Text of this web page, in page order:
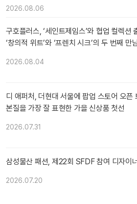
2026.08.06
구호플러스, ‘세인트제임스’와 협업 컬렉션
‘창의적 위트’와 ‘프렌치 시크’의 두 번째 만
2026.08.04
디 애퍼처, 더현대 서울에 팝업 스토어 오픈
본질을 가장 잘 표현한 가을 신상품 첫선
2026.07.31
삼성물산 패션, 제22회 SFDF 참여 디자이
2026.07.20